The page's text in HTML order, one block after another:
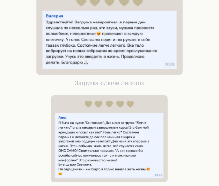
Загрузка «Легче Легкого»